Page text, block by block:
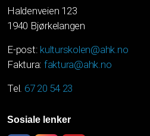
Haldenveien 123
1940 Bjørkelangen
E-post: kulturskolen@ahk.no
Faktura: faktura@ahk.no
Tel. 67 20 54 23
Sosiale lenker